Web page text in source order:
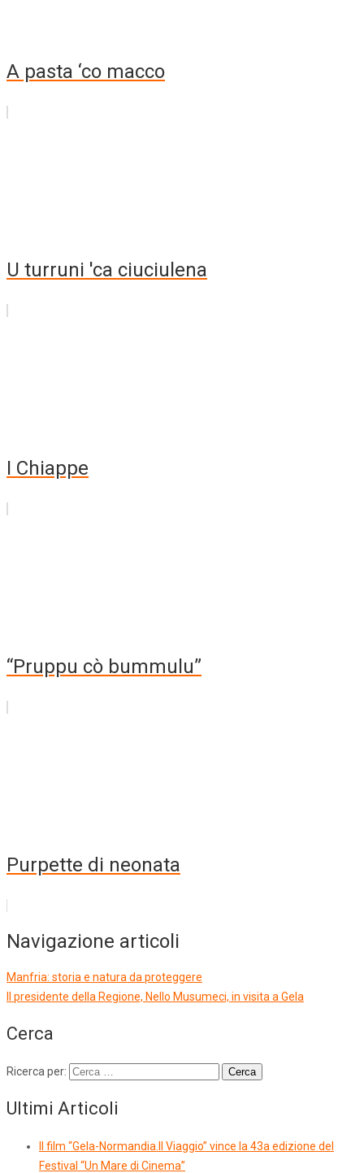
A pasta ‘co macco
U turruni 'ca ciuciulena
I Chiappe
“Pruppu cò bummulu”
Purpette di neonata
Navigazione articoli
Manfria: storia e natura da proteggere
Il presidente della Regione, Nello Musumeci, in visita a Gela
Cerca
Ricerca per:
Ultimi Articoli
Il film “Gela-Normandia.Il Viaggio” vince la 43a edizione del
Festival “Un Mare di Cinema”